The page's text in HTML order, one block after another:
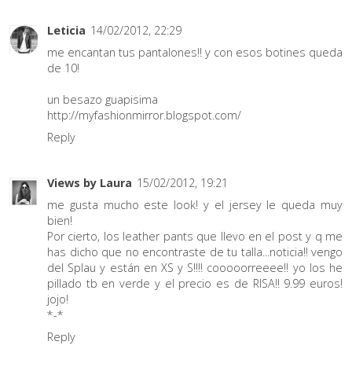
Leticia 14/02/2012, 22:29
me encantan tus pantalones!! y con esos botines queda
de 10!
un besazo guapisima
http://myfashionmirror.blogspot.com/
Reply
Views by Laura 15/02/2012, 19:21
me gusta mucho este look! y el jersey le queda muy
bien!
Por cierto, los leather pants que llevo en el post y q me
has dicho que no encontraste de tu talla...noticia!! vengo
del Splau y están en XS y S!!!! cooooorreeee!! yo los he
pillado tb en verde y el precio es de RISA!! 9.99 euros!
jojo!
*-*
Reply